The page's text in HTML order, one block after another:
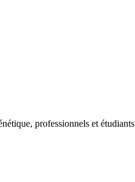
professionnels et étudiants